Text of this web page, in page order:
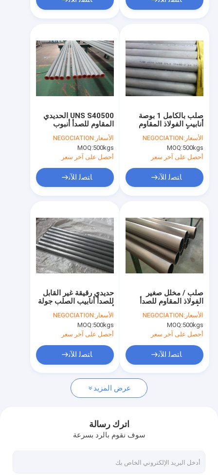
منتجات
معلومات عنا
جولة في المعمل
اطلب اقتباس
دقة صلب الذى لا يصدأ أنبوب
الأنابيب الملحومة من الفولاذ المقاوم للصدأ
صلب الذى لا يصدأ حرارة مبدل أنبوب
SS الأنابيب الهيدروليكية
UNS S40500 الحديدي
المقاوم للصدأ أنبوب
صلابة عالية المقاومة
للتآكل
الأسعار:NEGOCIATION
MOQ:500kgs
أحصل على آخر سعر
ﺎﺘﺼﻟ ﺍﻶﻧ
صلب بالكامل 1 بوصة
أنابيب الفولاذ المقاوم
للصدأ غير الملحومة
1.65mm بالوزن شكل
دائري
الأسعار:NEGOCIATION
MOQ:500kgs
أحصل على آخر سعر
ﺎﺘﺼﻟ ﺍﻶﻧ
حديدي رقيقة غير القابل
للصدأ أنابيب الصلب جولة
أنابيب الصلب ارتفاع
ارتداء المقاومة
الأسعار:NEGOCIATION
MOQ:500kgs
أحصل على آخر سعر
ﺎﺘﺼﻟ ﺍﻶﻧ
صلب / مخلل صغير
الفولاذ المقاوم للصدأ
الأنابيب الفولاذ المقاوم
للصدأ الأنابيب الهيكلية
الأسعار:NEGOCIATION
MOQ:500kgs
أحصل على آخر سعر
ﺎﺘﺼﻟ ﺍﻶﻧ
عرض المزيد
اترك رسالة
سوف نقوم بالرد بسرعة